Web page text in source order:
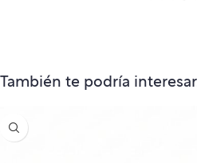
También te podría